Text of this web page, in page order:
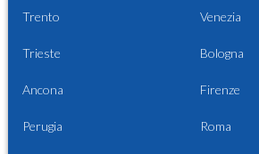
Trento Venezia
Trieste Bologna
Ancona Firenze
Perugia Roma